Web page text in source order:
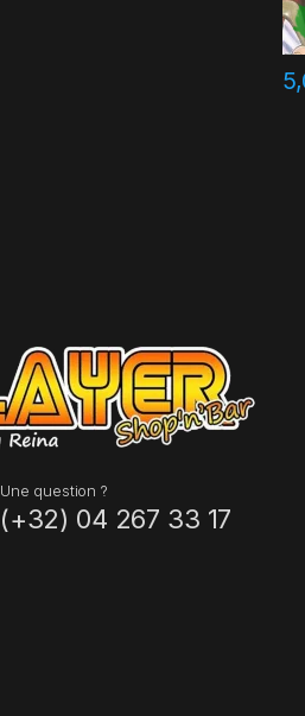
Une question ?
(+32) 04 267 33 17